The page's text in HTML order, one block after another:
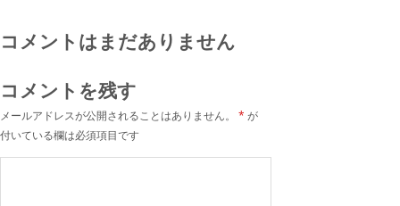
コメントはまだありません
コメントを残す
メールアドレスが公開されることはありません。 * が
付いている欄は必須項目です